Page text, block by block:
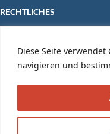
Diese Seite
navigieren und
RECHT­LI­CHES
Impres­sum
Ein­log­gen
| Suche
Copyright ©